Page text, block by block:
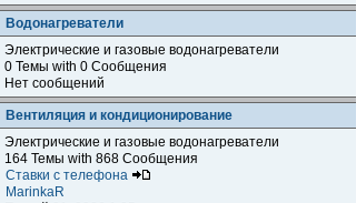
Водонагреватели
Электрические и газовые водонагреватели
0 Темы with 0 Сообщения
Нет сообщений
Вентиляция и кондиционирование
Электрические и газовые водонагреватели
164 Темы with 868 Сообщения
Ставки с телефона
MarinkaR